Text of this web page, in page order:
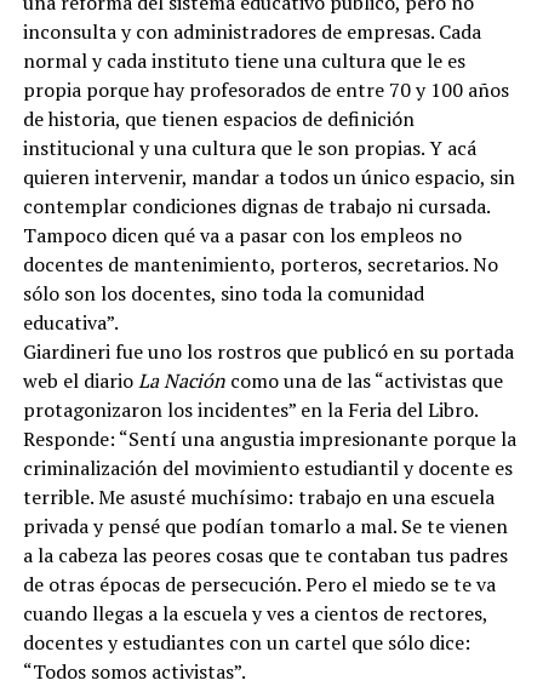
inconsulta y con administradores de empresas. Cada
normal y cada instituto tiene una cultura que le es
propia porque hay profesorados de entre 70 y 100 años
de historia, que tienen espacios de definición
institucional y una cultura que le son propias. Y acá
quieren intervenir, mandar a todos un único espacio, sin
contemplar condiciones dignas de trabajo ni cursada.
Tampoco dicen qué va a pasar con los empleos no
docentes de mantenimiento, porteros, secretarios. No
sólo son los docentes, sino toda la comunidad
educativa”.
Giardineri fue uno los rostros que publicó en su portada
web el diarioLa Nacióncomo una de las “activistas que
protagonizaron los incidentes” en la Feria del Libro.
Responde: “Sentí una angustia impresionante porque la
criminalización del movimiento estudiantil y docente es
terrible. Me asusté muchísimo: trabajo en una escuela
privada y pensé que podían tomarlo a mal. Se te vienen
a la cabeza las peores cosas que te contaban tus padres
de otras épocas de persecución. Pero el miedo se te va
cuando llegas a la escuela y ves a cientos de rectores,
docentes y estudiantes con un cartel que sólo dice:
“Todos somos activistas”.